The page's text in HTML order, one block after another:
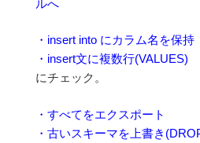
ルへ
・insert into にカラム名を保持
・insert文に複数行(VALUES)
にチェック。
・すべてをエクスポート
・古いスキーマを上書き